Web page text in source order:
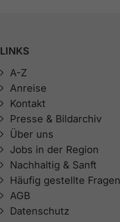
LINKS
A-Z
Anreise
Kontakt
Presse & Bildarchiv
Über uns
Jobs in der Region
Nachhaltig & Sanft
Häufig gestellte Fragen
AGB
Datenschutz